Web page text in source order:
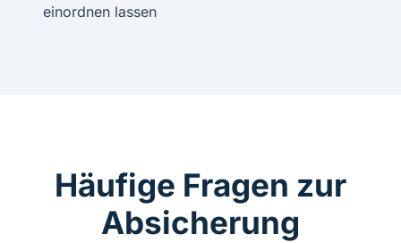
einordnen lassen
Häufige Fragen zur
Absicherung